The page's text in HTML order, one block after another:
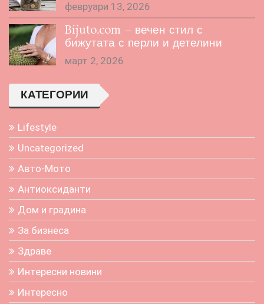
февруари 13, 2026
Bijuto.com – вечен стил с
бижутата с перли и детелини
март 2, 2026
КАТЕГОРИИ
Lifestyle
Uncategorized
Авто-Мото
Антиоксиданти
Дом и градина
За бизнеса
Здраве
Интересни новини
Интересно